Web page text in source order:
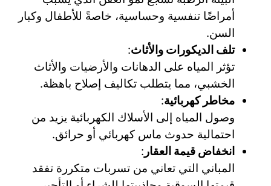
أمراضًا تنفسية وحساسية، خاصةً للأطفال وكبار
السن.
تلف الديكورات والأثاث:
تؤثر المياه على الدهانات والأرضيات والأثاث
الخشبي، مما يتطلب تكاليف إصلاح باهظة.
مخاطر كهربائية:
وصول المياه إلى الأسلاك الكهربائية يزيد من
احتمالية حدوث ماس كهربائي أو حرائق.
انخفاض قيمة العقار :
المباني التي تعاني من تسربات متكررة تفقد